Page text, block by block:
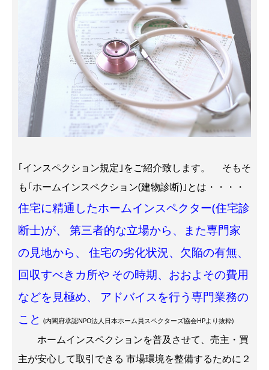
｢インスペクション規定｣をご紹介致します。 そもそ
も｢ホームインスペクション(建物診断)｣とは・・・・
住宅に精通したホームインスペクター(住宅診
断士)が、
第三者的な立場から、また専門家
の見地から、
住宅の劣化状況、欠陥の有無、
回収すべきカ所や その時期、おおよその費用
などを見極め、
アドバイスを行う専門業務の
こと (内閣府承認NPO法人日本ホーム員スペクターズ協会HPより抜粋)
ホームインスペクションを普及させて、売主・買
主が安心して取引できる 市場環境を整備するために２